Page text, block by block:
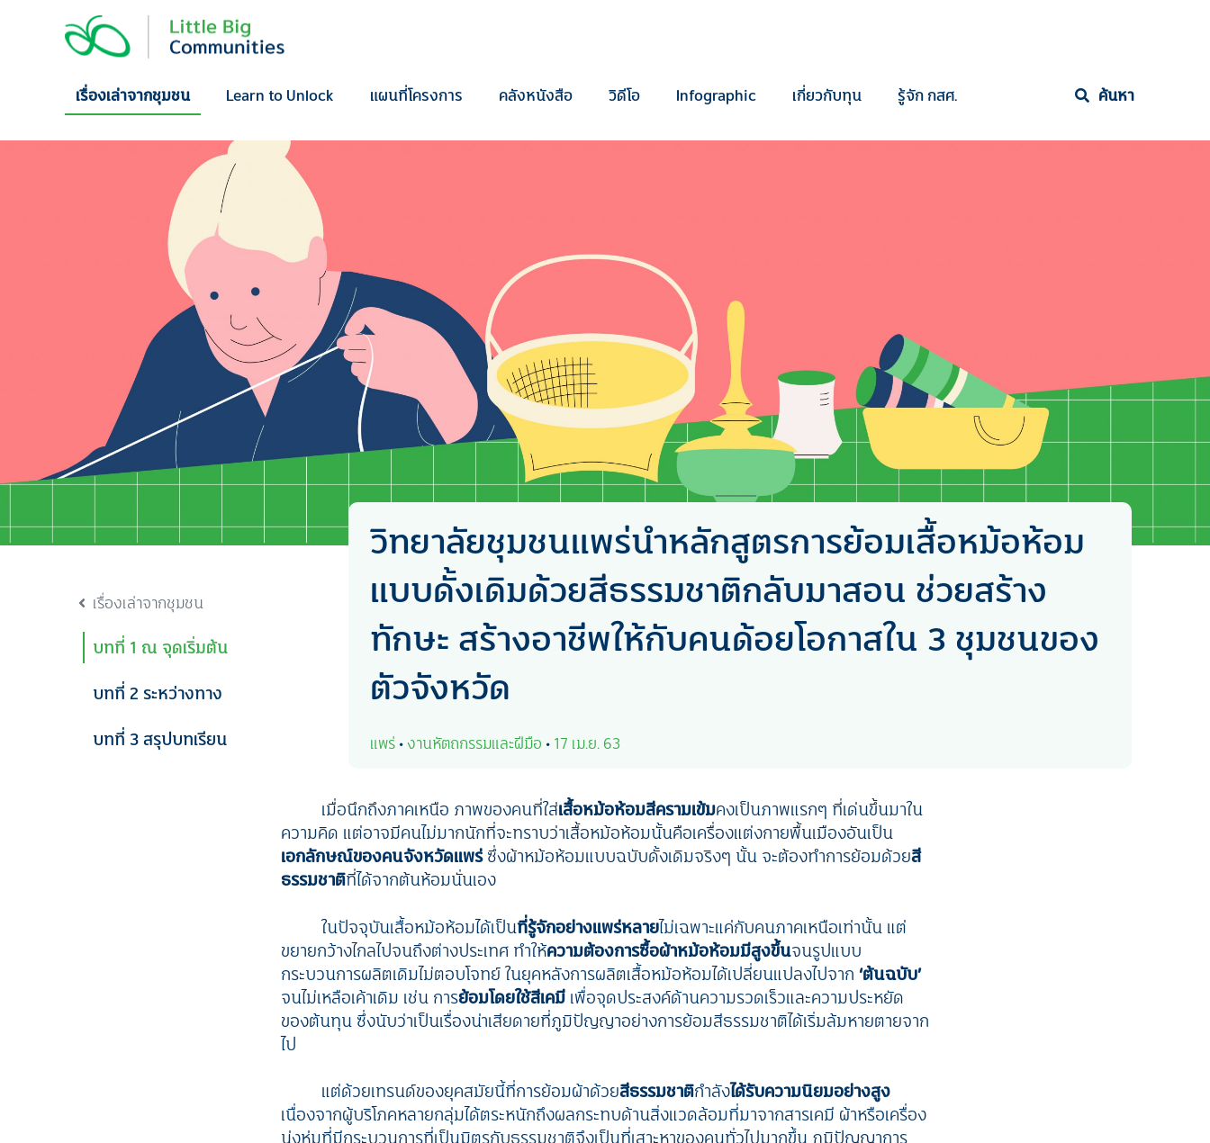
เรื่องเล่าจากชุมชน
Learn to Unlock แผนที่โครงการ คลังหนังสือ วิดีโอ Infographic เกี่ยวกับทุน รู้จัก กสศ. ค้นหา
เรื่องเล่าจากชุมชน
บทที่ 1 ณ จุดเริ่มต้น
บทที่ 2 ระหว่างทาง
บทที่ 3 สรุปบทเรียน
วิทยาลัยชุมชนแพร่นำหลักสูตรการย้อมเสื้อหม้อห้อม
แบบดั้งเดิมด้วยสีธรรมชาติกลับมาสอน ช่วยสร้าง
ทักษะ สร้างอาชีพให้กับคนด้อยโอกาสใน 3 ชุมชนของ
ตัวจังหวัด
แพร่ •งานหัตถกรรมและฝีมือ • 17 เม.ย. 63
เมื่อนึกถึงภาคเหนือ ภาพของคนที่ใส่เสื้อหม้อห้อมสีครามเข้มคงเป็นภาพแรกๆ ที่เด่นขึ้นมาใน
ความคิด แต่อาจมีคนไม่มากนักที่จะทราบว่าเสื้อหม้อห้อมนั้นคือเครื่องแต่งกายพื้นเมืองอันเป็น
เอกลักษณ์ของคนจังหวัดแพร่ซึ่งผ้าหม้อห้อมแบบฉบับดั้งเดิมจริงๆ นั้น จะต้องทำการย้อมด้วยสี
ธรรมชาติที่ได้จากต้นห้อมนั่นเอง
ในปัจจุบันเสื้อหม้อห้อมได้เป็นที่รู้จักอย่างแพร่หลายไม่เฉพาะแค่กับคนภาคเหนือเท่านั้น แต่
ขยายกว้างไกลไปจนถึงต่างประเทศ ทำให้ความต้องการซื้อผ้าหม้อห้อมมีสูงขึ้นจนรูปแบบ
กระบวนการผลิตเดิมไม่ตอบโจทย์ ในยุคหลังการผลิตเสื้อหม้อห้อมได้เปลี่ยนแปลงไปจาก ‘ต้นฉบับ’
จนไม่เหลือเค้าเดิม เช่น การย้อมโดยใช้สีเคมี เพื่อจุดประสงค์ด้านความรวดเร็วและความประหยัด
ของต้นทุน ซึ่งนับว่าเป็นเรื่องน่าเสียดายที่ภูมิปัญญาอย่างการย้อมสีธรรมชาติได้เริ่มล้มหายตายจาก
ไป
แต่ด้วยเทรนด์ของยุคสมัยนี้ที่การย้อมผ้าด้วยสีธรรมชาติกำลังได้รับความนิยมอย่างสูง
เนื่องจากผู้บริโภคหลายกลุ่มได้ตระหนักถึงผลกระทบด้านสิ่งแวดล้อมที่มาจากสารเคมี ผ้าหรือเครื่อง
นุ่งห่มที่มีกระบวนการที่เป็นมิตรกับธรรมชาติจึงเป็นที่เสาะหาของคนทั่วไปมากขึ้น ภูมิปัญญาการ